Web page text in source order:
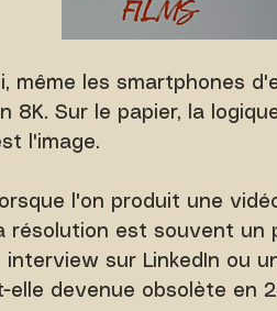
même les smartphones
8K. Sur le papier, la
l'image.
l'on produit une
résolution est souvent un
interview sur LinkedIn ou
elle devenue obsolète en